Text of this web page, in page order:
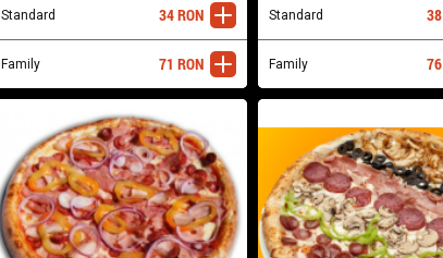
Standard adaugă
34RON
Family adaugă
71 RON
Standard 38
Family 76